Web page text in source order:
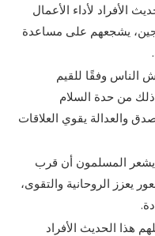
الأفراد لأداء الأعمال
يشجعهم على مساعدة
الناس وفقًا للقيم
ذلك من حدة السلام
والعدالة يقوي العلاقات
يشعر المسلمون أن قرب
يعزز الروحانية والتقوى،
هذا الحديث الأفراد